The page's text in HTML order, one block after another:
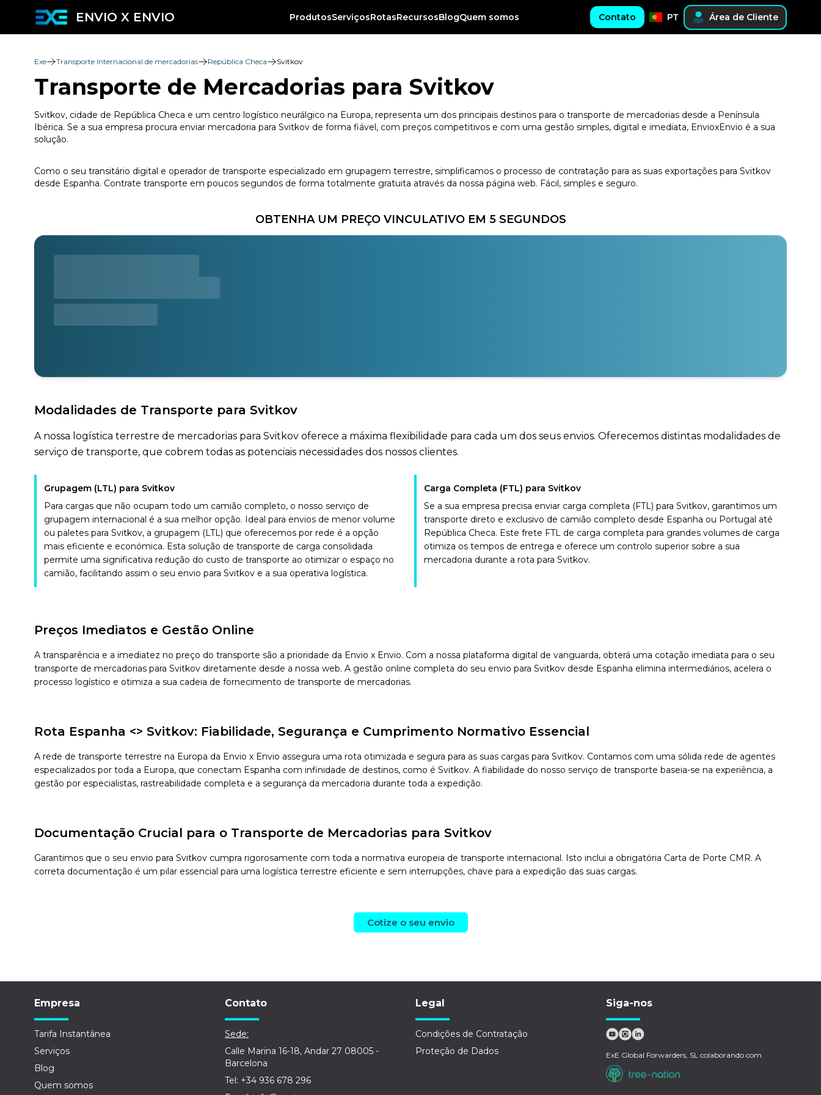
ENVIO X ENVIO ProdutosServiçosRotasRecursosBlogQuem somos Contato PT Área de Cliente
Exe Transporte Internacional de mercadorias República Checa Svitkov
Transporte de Mercadorias para Svitkov
Svitkov, cidade de República Checa e um centro logístico neurálgico na Europa, representa um dos principais destinos para o transporte de mercadorias desde a Península
Ibérica. Se a sua empresa procura enviar mercadoria para Svitkov de forma fiável, com preços competitivos e com uma gestão simples, digital e imediata, EnvioxEnvio é a sua
solução.
Como o seu transitário digital e operador de transporte especializado em grupagem terrestre, simplificamos o processo de contratação para as suas exportações para Svitkov
desde Espanha. Contrate transporte em poucos segundos de forma totalmente gratuita através da nossa página web. Fácil, simples e seguro.
OBTENHA UM PREÇO VINCULATIVO EM 5 SEGUNDOS
Modalidades de Transporte para Svitkov
A nossa logística terrestre de mercadorias para Svitkov oferece a máxima flexibilidade para cada um dos seus envios. Oferecemos distintas modalidades de
serviço de transporte, que cobrem todas as potenciais necessidades dos nossos clientes.
Grupagem (LTL) para Svitkov
Para cargas que não ocupam todo um camião completo, o nosso serviço de
grupagem internacional é a sua melhor opção. Ideal para envios de menor volume
ou paletes para Svitkov, a grupagem (LTL) que oferecemos por rede é a opção
mais eficiente e económica. Esta solução de transporte de carga consolidada
permite uma significativa redução do custo de transporte ao otimizar o espaço no
camião, facilitando assim o seu envio para Svitkov e a sua operativa logística.
Carga Completa (FTL) para Svitkov
Se a sua empresa precisa enviar carga completa (FTL) para Svitkov, garantimos um
transporte direto e exclusivo de camião completo desde Espanha ou Portugal até
República Checa. Este frete FTL de carga completa para grandes volumes de carga
otimiza os tempos de entrega e oferece um controlo superior sobre a sua
mercadoria durante a rota para Svitkov.
Preços Imediatos e Gestão Online
A transparência e a imediatez no preço do transporte são a prioridade da Envio x Envio. Com a nossa plataforma digital de vanguarda, obterá uma cotação imediata para o seu
transporte de mercadorias para Svitkov diretamente desde a nossa web. A gestão online completa do seu envio para Svitkov desde Espanha elimina intermediários, acelera o
processo logístico e otimiza a sua cadeia de fornecimento de transporte de mercadorias.
Rota Espanha <> Svitkov: Fiabilidade, Segurança e Cumprimento Normativo Essencial
A rede de transporte terrestre na Europa da Envio x Envio assegura uma rota otimizada e segura para as suas cargas para Svitkov. Contamos com uma sólida rede de agentes
especializados por toda a Europa, que conectam Espanha com infinidade de destinos, como é Svitkov. A fiabilidade do nosso serviço de transporte baseia-se na experiência, a
gestão por especialistas, rastreabilidade completa e a segurança da mercadoria durante toda a expedição.
Documentação Crucial para o Transporte de Mercadorias para Svitkov
Garantimos que o seu envio para Svitkov cumpra rigorosamente com toda a normativa europeia de transporte internacional. Isto inclui a obrigatória Carta de Porte CMR. A
correta documentação é um pilar essencial para uma logística terrestre eficiente e sem interrupções, chave para a expedição das suas cargas.
Cotize o seu envio
Empresa
Tarifa Instantânea
Serviços
Blog
Quem somos
Contato
Sede:
Calle Marina 16-18, Andar 27 08005 -
Barcelona
Tel: +34 936 678 296
Legal
Condições de Contratação
Proteção de Dados
Siga-nos
ExE Global Forwarders, SL colaborando com